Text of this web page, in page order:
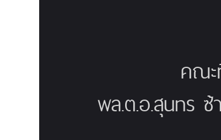
คณ
พล.ต.อ.สุนทร